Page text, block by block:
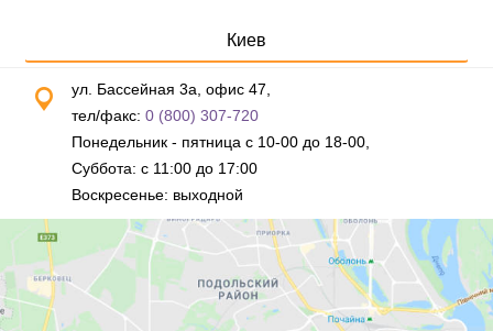
Киев
ул. Бассейная 3а, офис 47,
тел/факс: 0 (800) 307-720
Понедельник - пятница с 10-00 до 18-00,
Суббота: с 11:00 до 17:00
Воскресенье: выходной